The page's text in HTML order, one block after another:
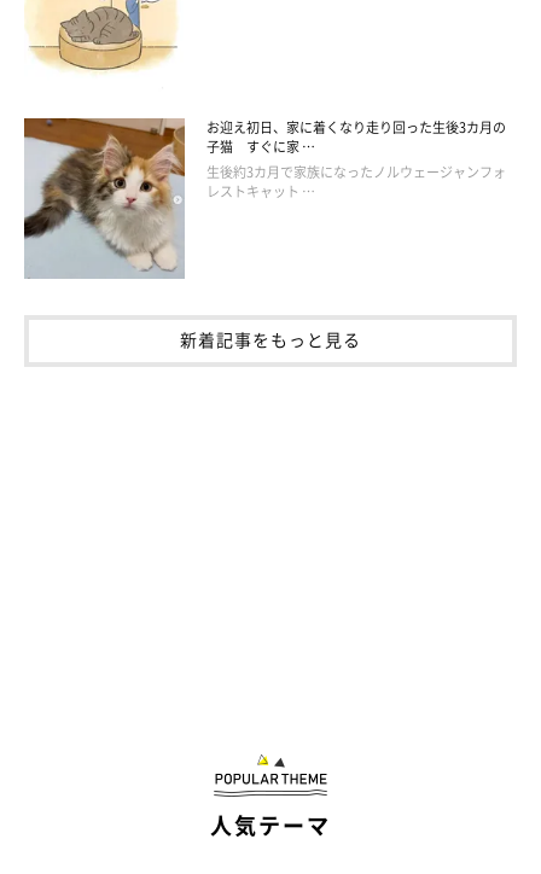
お迎え初日、家に着くなり走り回った生後3カ月の
子猫 すぐに家 …
生後約3カ月で家族になったノルウェージャンフォ
レストキャット …
新着記事をもっと見る
人気テーマ